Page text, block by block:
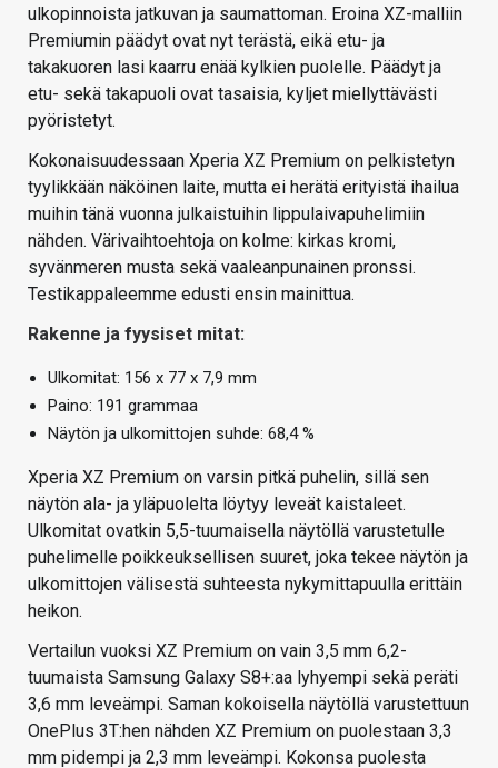
ulkopinnoista jatkuvan ja saumattoman. Eroina XZ-malliin
Premiumin päädyt ovat nyt terästä, eikä etu- ja
takakuoren lasi kaarru enää kylkien puolelle. Päädyt ja
etu- sekä takapuoli ovat tasaisia, kyljet miellyttävästi
pyöristetyt.
Kokonaisuudessaan Xperia XZ Premium on pelkistetyn
tyylikkään näköinen laite, mutta ei herätä erityistä ihailua
muihin tänä vuonna julkaistuihin lippulaivapuhelimiin
nähden. Värivaihtoehtoja on kolme: kirkas kromi,
syvänmeren musta sekä vaaleanpunainen pronssi.
Testikappaleemme edusti ensin mainittua.
Rakenne ja fyysiset mitat:
Ulkomitat: 156 x 77 x 7,9 mm
Paino: 191 grammaa
Näytön ja ulkomittojen suhde: 68,4 %
Xperia XZ Premium on varsin pitkä puhelin, sillä sen
näytön ala- ja yläpuolelta löytyy leveät kaistaleet.
Ulkomitat ovatkin 5,5-tuumaisella näytöllä varustetulle
puhelimelle poikkeuksellisen suuret, joka tekee näytön ja
ulkomittojen välisestä suhteesta nykymittapuulla erittäin
heikon.
Vertailun vuoksi XZ Premium on vain 3,5 mm 6,2-
tuumaista Samsung Galaxy S8+:aa lyhyempi sekä peräti
3,6 mm leveämpi. Saman kokoisella näytöllä varustettuun
OnePlus 3T:hen nähden XZ Premium on puolestaan 3,3
mm pidempi ja 2,3 mm leveämpi. Kokonsa puolesta